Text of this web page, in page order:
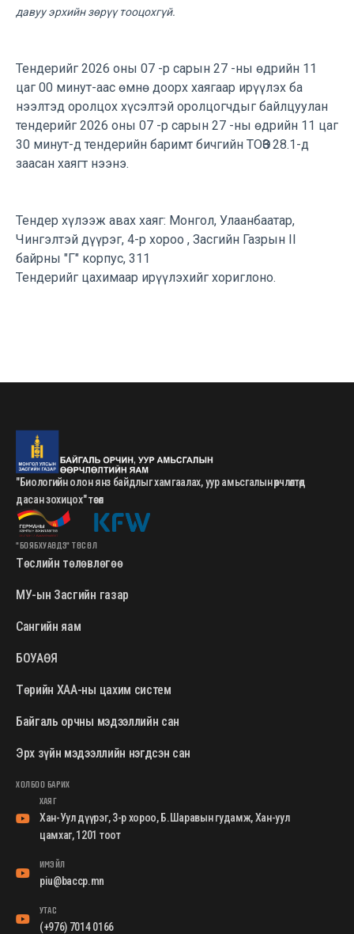
давуу эрхийн зөрүү тооцохгүй.
Тендерийг 2026 оны 07 -р сарын 27 -ны өдрийн 11
цаг 00 минут-аас өмнө доорх хаягаар ирүүлэх ба
нээлтэд оролцох хүсэлтэй оролцогчдыг байлцуулан
тендерийг 2026 оны 07 -р сарын 27 -ны өдрийн 11 цаг
30 минут-д тендерийн баримт бичгийн ТОӨЗ 28.1-д
заасан хаягт нээнэ.
Тендер хүлээж авах хаяг: Монгол, Улаанбаатар,
Чингэлтэй дүүрэг, 4-р хороо , Засгийн Газрын II
байрны "Г" корпус, 311
Тендерийг цахимаар ирүүлэхийг хориглоно.
"Биологийн олон янз байдлыг хамгаалах, уур амьсгалын өөрчлөлтөд
дасан зохицох" төсөл
"БОЯБХУАӨДЗ" ТӨСӨЛ
Төслийн төлөвлөгөө
МУ-ын Засгийн газар
Сангийн яам
БОУАӨЯ
Төрийн ХАА-ны цахим систем
Байгаль орчны мэдээллийн сан
Эрх зүйн мэдээллийн нэгдсэн сан
ХОЛБОО БАРИХ
ХАЯГ
Хан-Уул дүүрэг, 3-р хороо, Б.Шаравын гудамж, Хан-уул
цамхаг, 1201 тоот
ИМЭЙЛ
piu@baccp.mn
УТАС
(+976) 7014 0166